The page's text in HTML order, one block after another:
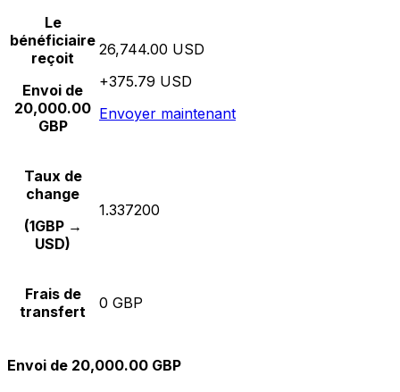
Le
bénéficiaire
reçoit
Envoi de
20,000.00
GBP
26,744.00 USD
+375.79 USD
Envoyer maintenant
Taux de
change
(1GBP →
USD)
1.337200
Frais de
transfert
0 GBP
Envoi de 20,000.00 GBP